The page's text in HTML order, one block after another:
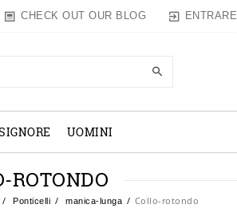
CHECK OUT OUR BLOG ENTRARE
UOMINI
ROTONDO
Ponticelli manica-lunga Collo-rotondo